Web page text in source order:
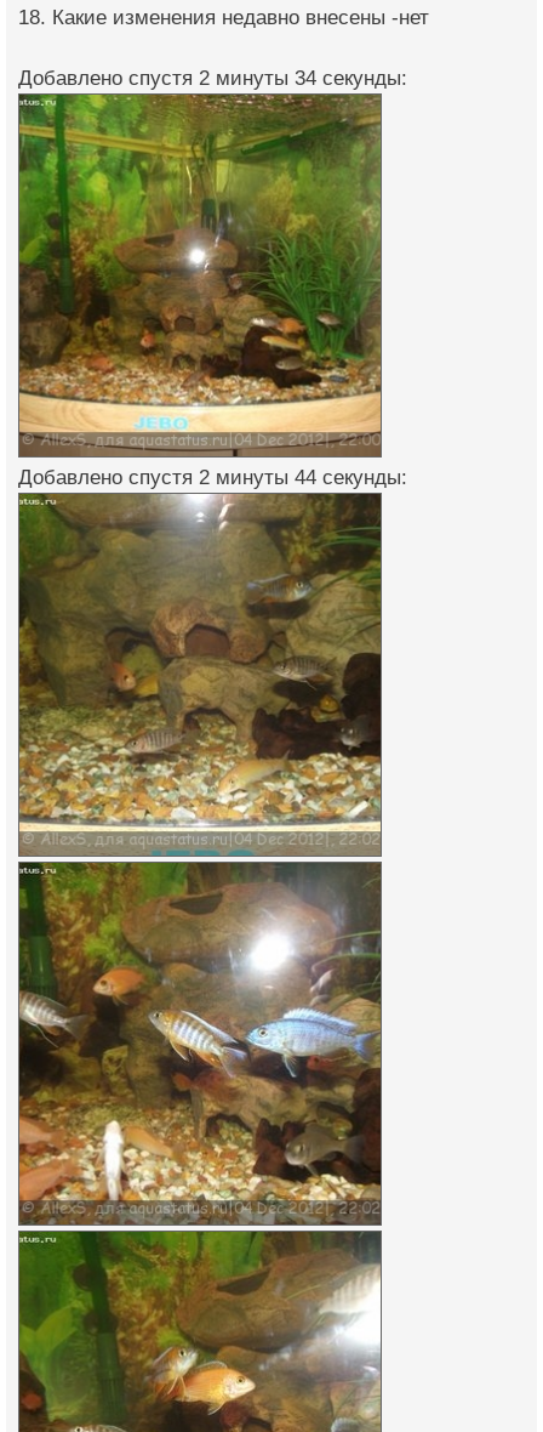
18. Какие изменения недавно внесены -нет
Добавлено спустя 2 минуты 34 секунды:
Добавлено спустя 2 минуты 44 секунды: